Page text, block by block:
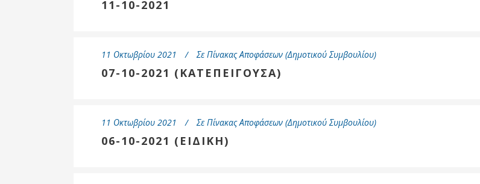
11-10-2021
11 Οκτωβρίου 2021 Σε Πίνακας Αποφάσεων (Δημοτικού Συμβουλίου)
07-10-2021 (ΚΑΤΕΠΕΙΓΟΥΣΑ)
11 Οκτωβρίου 2021 Σε Πίνακας Αποφάσεων (Δημοτικού Συμβουλίου)
06-10-2021 (ΕΙΔΙΚΗ)